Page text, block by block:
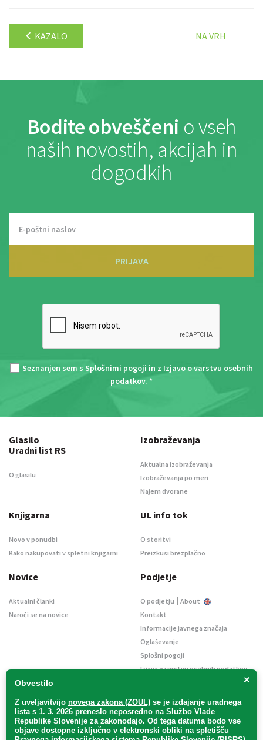
KAZALO NA VRH
Bodite obveščeni o vseh
naših novostih, akcijah in
dogodkih
PRIJAVA
Seznanjen sem s Splošnimi pogoji in z Izjavo o varstvu osebnih
podatkov. *
×
Obvestilo
Z uveljavitvijo novega zakona (ZOUL) se je izdajanje uradnega
lista s 1. 3. 2026 preneslo neposredno na Službo Vlade
Republike Slovenije za zakonodajo. Od tega datuma bodo vse
objave dostopne izključno v elektronski obliki na spletišču
Glasilo
Uradni list RS
O glasilu
Izobraževanja
Aktualna izobraževanja
Izobraževanja po meri
Najem dvorane
Knjigarna
Novo v ponudbi
Kako nakupovati v spletni knjigarni
UL info tok
O storitvi
Preizkusi brezplačno
Novice
Aktualni članki
Naroči se na novice
Podjetje
O podjetju | About
Kontakt
Informacije javnega značaja
Oglaševanje
Splošni pogoji
Izjava o varstvu osebnih podatkov